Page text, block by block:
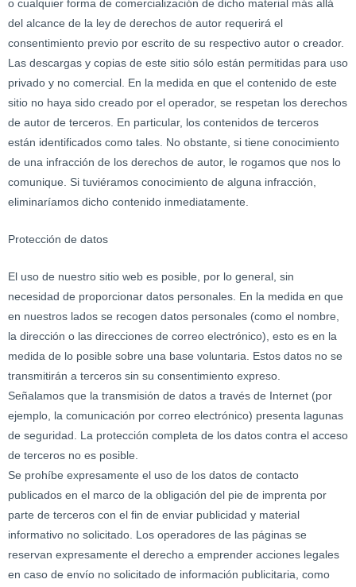
o cualquier forma de comercialización de dicho material más allá
del alcance de la ley de derechos de autor requerirá el
consentimiento previo por escrito de su respectivo autor o creador.
Las descargas y copias de este sitio sólo están permitidas para uso
privado y no comercial. En la medida en que el contenido de este
sitio no haya sido creado por el operador, se respetan los derechos
de autor de terceros. En particular, los contenidos de terceros
están identificados como tales. No obstante, si tiene conocimiento
de una infracción de los derechos de autor, le rogamos que nos lo
comunique. Si tuviéramos conocimiento de alguna infracción,
eliminaríamos dicho contenido inmediatamente.
Protección de datos
El uso de nuestro sitio web es posible, por lo general, sin
necesidad de proporcionar datos personales. En la medida en que
en nuestros lados se recogen datos personales (como el nombre,
la dirección o las direcciones de correo electrónico), esto es en la
medida de lo posible sobre una base voluntaria. Estos datos no se
transmitirán a terceros sin su consentimiento expreso.
Señalamos que la transmisión de datos a través de Internet (por
ejemplo, la comunicación por correo electrónico) presenta lagunas
de seguridad. La protección completa de los datos contra el acceso
de terceros no es posible.
Se prohíbe expresamente el uso de los datos de contacto
publicados en el marco de la obligación del pie de imprenta por
parte de terceros con el fin de enviar publicidad y material
informativo no solicitado. Los operadores de las páginas se
reservan expresamente el derecho a emprender acciones legales
en caso de envío no solicitado de información publicitaria, como